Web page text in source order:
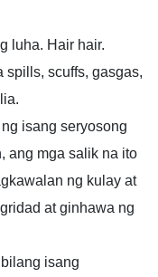
luha. Hair hair.
spills, scuffs, gasgas,
isang seryosong
ang mga salik na ito
ng kulay at
at ginhawa ng
isang